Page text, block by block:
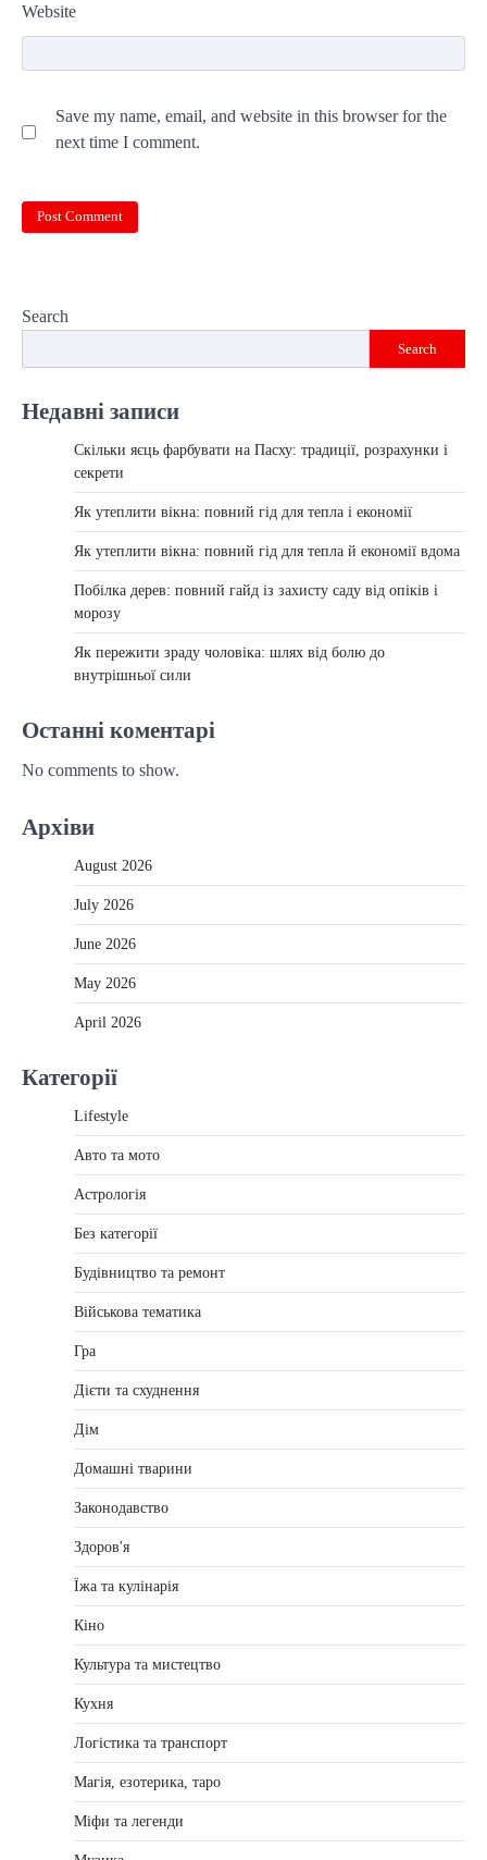
Website
Save my name, email, and website in this browser for the
next time I comment.
Search
Search
Недавні записи
Скільки яєць фарбувати на Пасху: традиції, розрахунки і
секрети
Як утеплити вікна: повний гід для тепла і економії
Як утеплити вікна: повний гід для тепла й економії вдома
Побілка дерев: повний гайд із захисту саду від опіків і
морозу
Як пережити зраду чоловіка: шлях від болю до
внутрішньої сили
Останні коментарі
No comments to show.
Архіви
August 2026
July 2026
June 2026
May 2026
April 2026
Категорії
Lifestyle
Авто та мото
Астрологія
Без категорії
Будівництво та ремонт
Військова тематика
Гра
Дієти та схуднення
Дім
Домашні тварини
Законодавство
Здоров'я
Їжа та кулінарія
Кіно
Культура та мистецтво
Кухня
Логістика та транспорт
Магія, езотерика, таро
Міфи та легенди